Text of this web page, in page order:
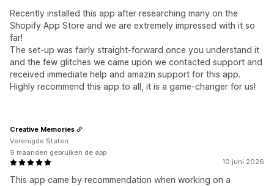
Recently installed this app after researching many on the
Shopify App Store and we are extremely impressed with it so
far!
The set-up was fairly straight-forward once you understand it
and the few glitches we came upon we contacted support and
received immediate help and amazin support for this app.
Highly recommend this app to all, it is a game-changer for us!
10 juni 2026
This app came by recommendation when working on a
Creative Memories
Verenigde Staten
9 maanden gebruiken de app